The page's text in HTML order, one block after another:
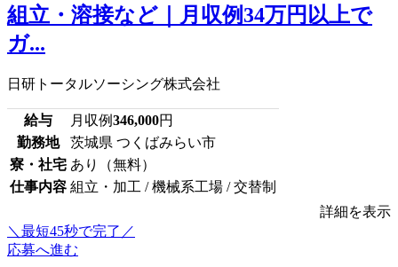
組立・溶接など｜月収例34万円以上で
ガ...
日研トータルソーシング株式会社
給与 月収例346,000円
勤務地
茨城県 つくばみらい市
寮・社宅 あり（無料）
仕事内容 組立・加工 / 機械系工場 / 交替制
詳細を表示
＼最短45秒で完了／
応募へ進む